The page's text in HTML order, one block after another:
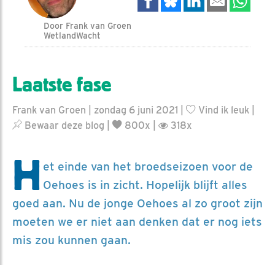
Door Frank van Groen
WetlandWacht
Laatste fase
Frank van Groen | zondag 6 juni 2021 | Vind ik leuk
Bewaar deze blog
800x | 318x
H et einde van het broedseizoen voor de
Oehoes is in zicht. Hopelijk blijft alles
goed aan. Nu de jonge Oehoes al zo groot zijn
moeten we er niet aan denken dat er nog iets
mis zou kunnen gaan.